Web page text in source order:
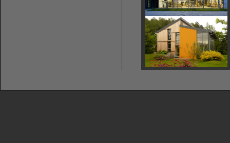
Die Datenschutzerklärung wurde mit